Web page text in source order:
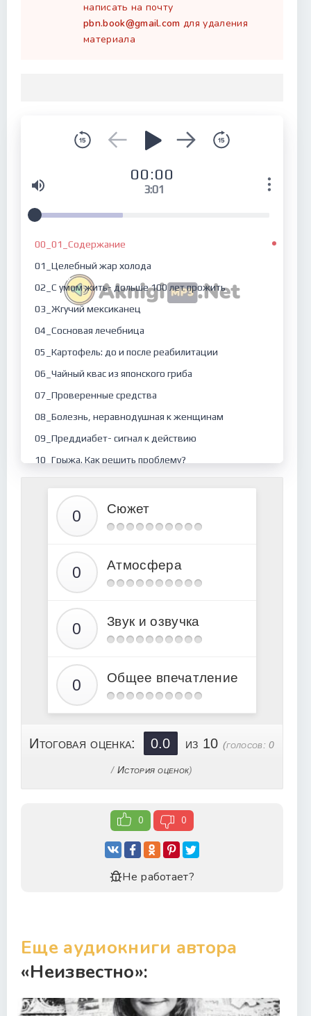
написать на почту
pbn.book@gmail.com для удаления
материала
00:00
3:01
00_01_Содержание
01_Целебный жар холода
02_С умом жить- дольше 100 лет прожить
03_Жгучий мексиканец
04_Сосновая лечебница
05_Картофель: до и после реабилитации
06_Чайный квас из японского гриба
07_Проверенные средства
08_Болезнь, неравнодушная к женщинам
09_Преддиабет- сигнал к действию
10_Грыжа. Как решить проблему?
12_Еще раз о гриппе
13_Александр Скрябин- "звенящий эльф"
15_Мучиник Трифон
Сюжет
Атмосфера
Звук и озвучка
Общее впечатление
Итоговая оценка: 0.0 из 10(голосов:0
/ История оценок)
0 0
Не работает?
Еще аудиокниги автора
«Неизвестно»: